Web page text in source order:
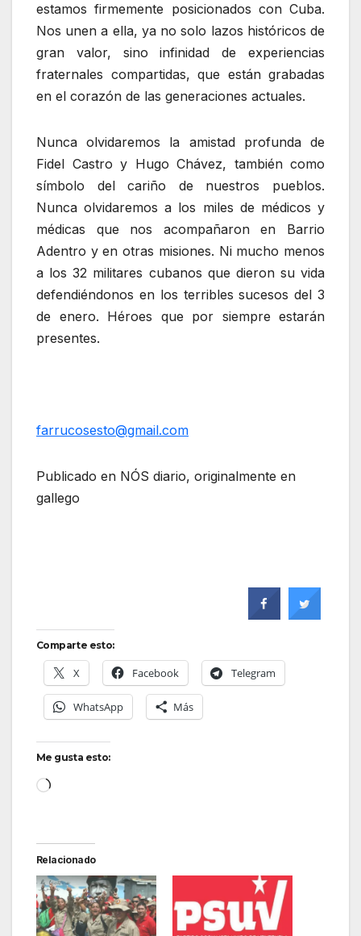
estamos firmemente posicionados con Cuba.
Nos unen a ella, ya no solo lazos históricos de
gran valor, sino infinidad de experiencias
fraternales compartidas, que están grabadas
en el corazón de las generaciones actuales.
Nunca olvidaremos la amistad profunda de
Fidel Castro y Hugo Chávez, también como
símbolo del cariño de nuestros pueblos.
Nunca olvidaremos a los miles de médicos y
médicas que nos acompañaron en Barrio
Adentro y en otras misiones. Ni mucho menos
a los 32 militares cubanos que dieron su vida
defendiéndonos en los terribles sucesos del 3
de enero. Héroes que por siempre estarán
presentes.
farrucosesto@gmail.com
Publicado en NÓS diario, originalmente en
gallego
Comparte esto:
X Facebook Telegram
WhatsApp Más
Me gusta esto:
Cargando...
Relacionado